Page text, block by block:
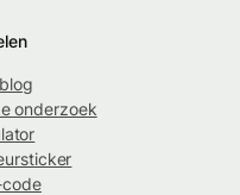
onderzoek
code